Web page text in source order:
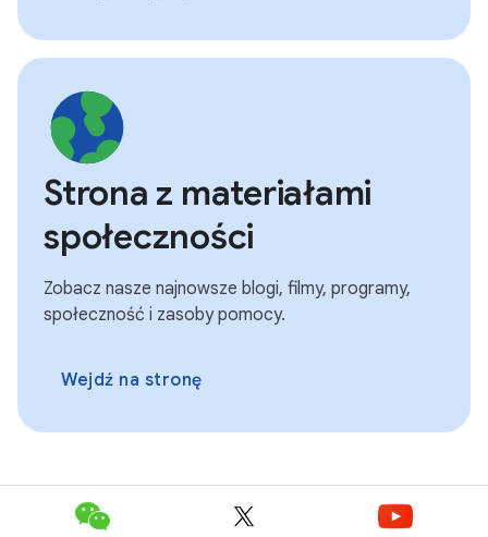
Strona z materiałami
społeczności
Zobacz nasze najnowsze blogi, filmy, programy,
społeczność i zasoby pomocy.
Wejdź na stronę